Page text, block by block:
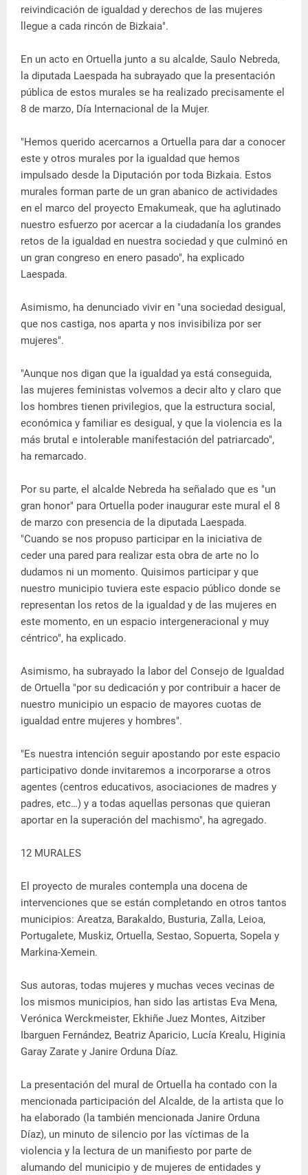
reivindicación de igualdad y derechos de las mujeres
llegue a cada rincón de Bizkaia".
En un acto en Ortuella junto a su alcalde, Saulo Nebreda,
la diputada Laespada ha subrayado que la presentación
pública de estos murales se ha realizado precisamente el
8 de marzo, Día Internacional de la Mujer.
"Hemos querido acercarnos a Ortuella para dar a conocer
este y otros murales por la igualdad que hemos
impulsado desde la Diputación por toda Bizkaia. Estos
murales forman parte de un gran abanico de actividades
en el marco del proyecto Emakumeak, que ha aglutinado
nuestro esfuerzo por acercar a la ciudadanía los grandes
retos de la igualdad en nuestra sociedad y que culminó en
un gran congreso en enero pasado", ha explicado
Laespada.
Asimismo, ha denunciado vivir en "una sociedad desigual,
que nos castiga, nos aparta y nos invisibiliza por ser
mujeres".
"Aunque nos digan que la igualdad ya está conseguida,
las mujeres feministas volvemos a decir alto y claro que
los hombres tienen privilegios, que la estructura social,
económica y familiar es desigual, y que la violencia es la
más brutal e intolerable manifestación del patriarcado",
ha remarcado.
Por su parte, el alcalde Nebreda ha señalado que es "un
gran honor" para Ortuella poder inaugurar este mural el 8
de marzo con presencia de la diputada Laespada.
"Cuando se nos propuso participar en la iniciativa de
ceder una pared para realizar esta obra de arte no lo
dudamos ni un momento. Quisimos participar y que
nuestro municipio tuviera este espacio público donde se
representan los retos de la igualdad y de las mujeres en
este momento, en un espacio intergeneracional y muy
céntrico", ha explicado.
Asimismo, ha subrayado la labor del Consejo de Igualdad
de Ortuella "por su dedicación y por contribuir a hacer de
nuestro municipio un espacio de mayores cuotas de
igualdad entre mujeres y hombres".
"Es nuestra intención seguir apostando por este espacio
participativo donde invitaremos a incorporarse a otros
agentes (centros educativos, asociaciones de madres y
padres, etc…) y a todas aquellas personas que quieran
aportar en la superación del machismo", ha agregado.
12 MURALES
El proyecto de murales contempla una docena de
intervenciones que se están completando en otros tantos
municipios: Areatza, Barakaldo, Busturia, Zalla, Leioa,
Portugalete, Muskiz, Ortuella, Sestao, Sopuerta, Sopela y
Markina-Xemein.
Sus autoras, todas mujeres y muchas veces vecinas de
los mismos municipios, han sido las artistas Eva Mena,
Verónica Werckmeister, Ekhiñe Juez Montes, Aitziber
Ibarguen Fernández, Beatriz Aparicio, Lucía Krealu, Higinia
Garay Zarate y Janire Orduna Díaz.
La presentación del mural de Ortuella ha contado con la
mencionada participación del Alcalde, de la artista que lo
ha elaborado (la también mencionada Janire Orduna
Díaz), un minuto de silencio por las víctimas de la
violencia y la lectura de un manifiesto por parte de
alumando del municipio y de mujeres de entidades y